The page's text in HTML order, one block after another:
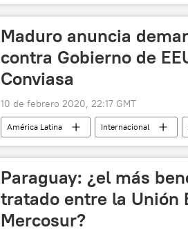
feminismo
RAE lenguas
Maduro anuncia
contra Gobierno de
Conviasa
10 de febrero 2020, 22:17 GMT
América Latina Internacional
EEUU
noticias
Paraguay: ¿el más
tratado entre la Unión
Mercosur?